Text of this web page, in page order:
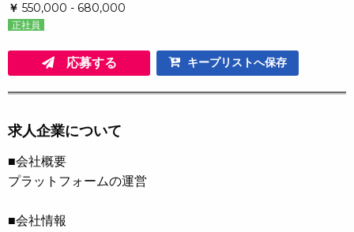
￥ 550,000 - 680,000
正社員
応募する キープリストへ保存
求人企業について
■会社概要
プラットフォームの運営
■会社情報